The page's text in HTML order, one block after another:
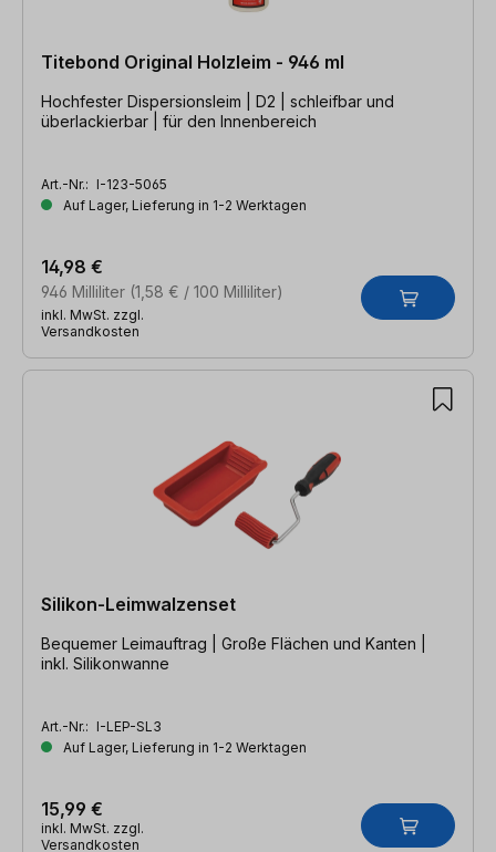
Titebond Original Holzleim - 946 ml
Hochfester Dispersionsleim | D2 | schleifbar und
überlackierbar | für den Innenbereich
Art.-Nr.: I-123-5065
Auf Lager, Lieferung in 1-2 Werktagen
946 Milliliter (1,58 € / 100 Milliliter)
14,98 €
inkl. MwSt. zzgl.
Versandkosten
Silikon-Leimwalzenset
Bequemer Leimauftrag | Große Flächen und Kanten |
inkl. Silikonwanne
Art.-Nr.: I-LEP-SL3
Auf Lager, Lieferung in 1-2 Werktagen
15,99 €
inkl. MwSt. zzgl.
Versandkosten